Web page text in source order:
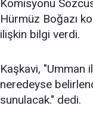
Komisyonu
Hürmüz Boğazı
ilişkin bilgi verdi.
Kaşkavi, "Umman
neredeyse
sunulacak." dedi.